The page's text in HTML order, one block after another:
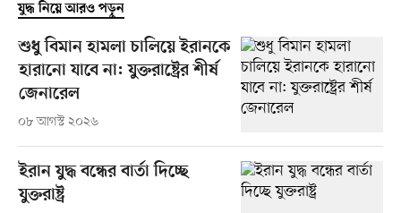
যুদ্ধ নিয়ে আরও পড়ুন
শুধু বিমান হামলা চালিয়ে ইরানকে
হারানো যাবে না: যুক্তরাষ্ট্রের শীর্ষ
জেনারেল
০৮ আগস্ট ২০২৬
ইরান যুদ্ধ বন্ধের বার্তা দিচ্ছে
যুক্তরাষ্ট্র